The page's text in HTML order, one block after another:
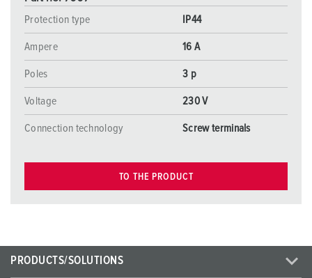
Protection type
IP44
Ampere 16 A
Poles 3 p
Voltage 230 V
Connection technology Screw terminals
TO THE PRODUCT
PRODUCTS/SOLUTIONS